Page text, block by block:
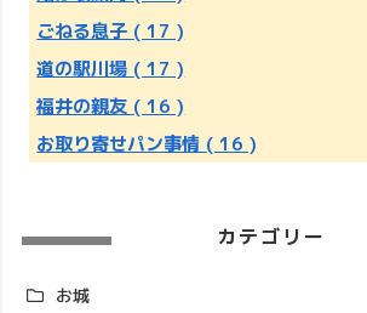
ごねる息子 ( 17 )
道の駅川場 ( 17 )
福井の親友 ( 16 )
お取り寄せパン事情 ( 16 )
カテゴリー
お城